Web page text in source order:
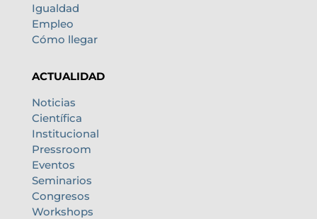
Igualdad
Empleo
Cómo llegar
ACTUALIDAD
Noticias
Científica
Institucional
Pressroom
Eventos
Seminarios
Congresos
Workshops